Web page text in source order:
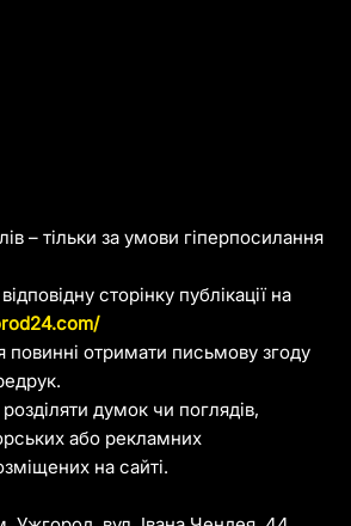
– тільки за умови гіперпосилання
сторінку публікації на
повинні отримати письмову згоду
думок чи поглядів,
або рекламних
на сайті.